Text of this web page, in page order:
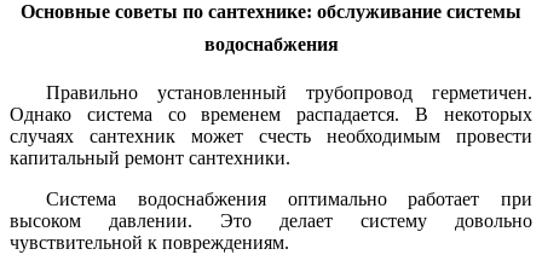
Основные советы по сантехнике: обслуживание системы
водоснабжения
Правильно установленный трубопровод герметичен.
Однако система со временем распадается. В некоторых
случаях сантехник может счесть необходимым провести
капитальный ремонт сантехники.
Система водоснабжения оптимально работает при
высоком давлении. Это делает систему довольно
чувствительной к повреждениям.